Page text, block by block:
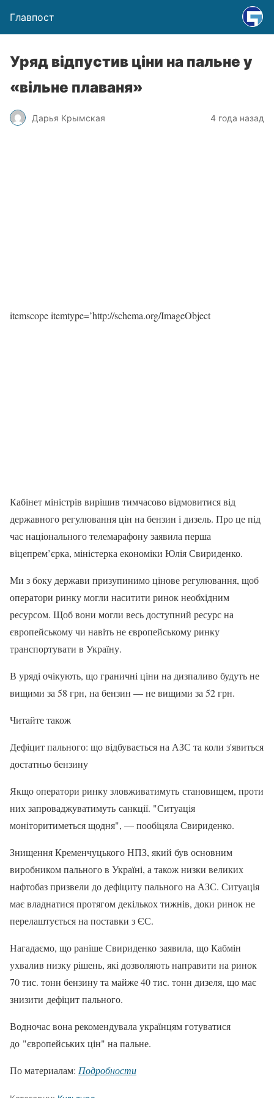
Главпост
Уряд відпустив ціни на пальне у
«вільне плаваня»
Дарья Крымская 4 года назад
itemscope itemtype=’http://schema.org/ImageObject
Кабінет міністрів вирішив тимчасово відмовитися від
державного регулювання цін на бензин і дизель. Про це під
час національного телемарафону заявила перша
віцепрем’єрка, міністерка економіки Юлія Свириденко.
Ми з боку держави призупинимо цінове регулювання, щоб
оператори ринку могли наситити ринок необхідним
ресурсом. Щоб вони могли весь доступний ресурс на
європейському чи навіть не європейському ринку
транспортувати в Україну.
В уряді очікують, що граничні ціни на дизпаливо будуть не
вищими за 58 грн, на бензин — не вищими за 52 грн.
Читайте також
Дефіцит пального: що відбувається на АЗС та коли з'явиться
достатньо бензину
Якщо оператори ринку зловживатимуть становищем, проти
них запроваджуватимуть санкції. "Ситуація
моніторитиметься щодня", — пообіцяла Свириденко.
Знищення Кременчуцького НПЗ, який був основним
виробником пального в Україні, а також низки великих
нафтобаз призвели до дефіциту пального на АЗС. Ситуація
має владнатися протягом декількох тижнів, доки ринок не
перелаштується на поставки з ЄС.
Нагадаємо, що раніше Свириденко заявила, що Кабмін
ухвалив низку рішень, які дозволяють направити на ринок
70 тис. тонн бензину та майже 40 тис. тонн дизеля, що має
знизити дефіцит пального.
Водночас вона рекомендувала українцям готуватися
до "європейських цін" на пальне.
По материалам: Подробности